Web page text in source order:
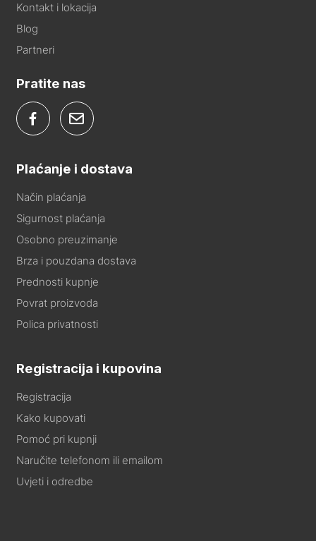
Kontakt i lokacija
Blog
Partneri
Pratite nas
Plaćanje i dostava
Način plaćanja
Sigurnost plaćanja
Osobno preuzimanje
Brza i pouzdana dostava
Prednosti kupnje
Povrat proizvoda
Polica privatnosti
Registracija i kupovina
Registracija
Kako kupovati
Pomoć pri kupnji
Naručite telefonom ili emailom
Uvjeti i odredbe